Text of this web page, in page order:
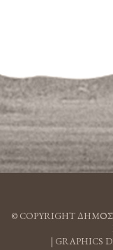
© COPYRIGHT
| GRAPHICS